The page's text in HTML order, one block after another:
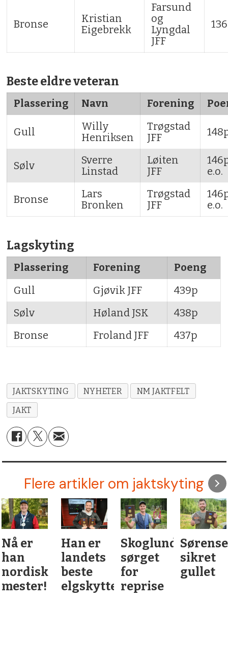
Bronse
Kristian
Eigebrekk
Farsund
og
Lyngdal
JFF
Beste eldre veteran
Plassering Navn Forening
Gull
Willy
Henriksen
Trøgstad
JFF
Sølv
Sverre
Linstad
Løiten
JFF
e.o.
Bronse
Lars
Bronken
Trøgstad
JFF
e.o.
Lagskyting
Plassering Forening
Poeng
Gull
Gjøvik JFF
439p
Sølv
Høland JSK
438p
Bronse
Froland JFF 437p
JAKTSKYTING NYHETER
NM JAKTFELT
JAKT
Flere artikler om jaktskyting
Nå er
han
nordisk
mester!
Han er
landets
beste
elgskytter
Skoglund
sørget
for
reprise
sikret
gullet